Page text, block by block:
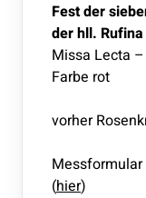
Fest der
der hll.
Missa Lecta
Farbe rot
vorher
(hier)